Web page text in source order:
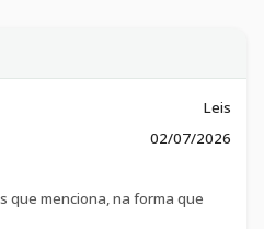
Leis
02/07/2026
que menciona, na forma que